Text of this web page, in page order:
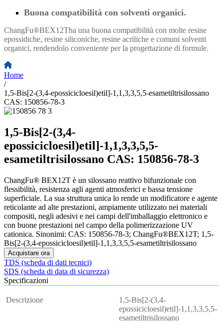
Buona compatibilità con solventi organici.
ChangFu®BEX12Tha una buona compatibilità con molte resine
epossidiche, resine siliconiche, resine acriliche e comuni solventi
organici, rendendolo conveniente per la progettazione di formule.
Home
/
1,5-Bis[2-(3,4-epossicicloesil)etil]-1,1,3,3,5,5-esametiltrisilossano
CAS: 150856-78-3
1,5-Bis[2-(3,4-
epossicicloesil)etil]-1,1,3,3,5,5-
esametiltrisilossano CAS: 150856-78-3
ChangFu® BEX12T è un silossano reattivo bifunzionale con
flessibilità, resistenza agli agenti atmosferici e bassa tensione
superficiale. La sua struttura unica lo rende un modificatore e agente
reticolante ad alte prestazioni, ampiamente utilizzato nei materiali
compositi, negli adesivi e nei campi dell'imballaggio elettronico e
con buone prestazioni nel campo della polimerizzazione UV
cationica. Sinonimi: CAS: 150856-78-3; ChangFu®BEX12T; 1,5-
Bis[2-(3,4-epossicicloesil)etil]-1,1,3,3,5,5-esametiltrisilossano
Acquistare ora
TDS (scheda di dati tecnici)
SDS (scheda di data di sicurezza)
Specificazioni
Descrizione
1,5-Bis[2-(3,4-
epossicicloesil)etil]-1,1,3,3,5,5-
esametiltrisilossano